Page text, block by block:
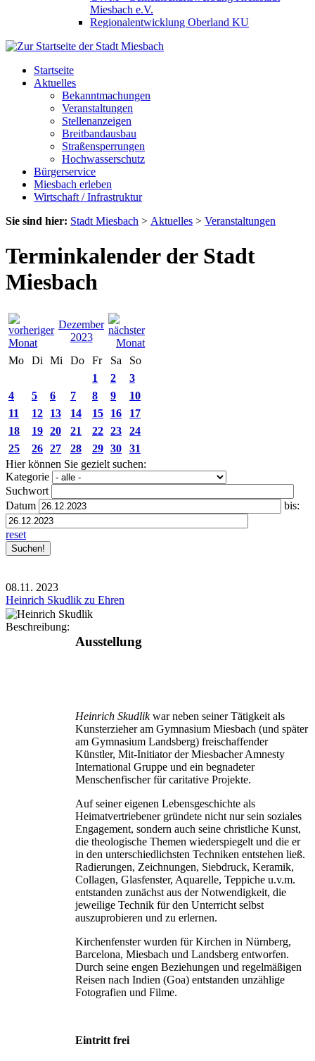
Miesbach e.V.
Regionalentwicklung Oberland KU
Startseite
Aktuelles
Bekanntmachungen
Veranstaltungen
Stellenanzeigen
Breitbandausbau
Straßensperrungen
Hochwasserschutz
Bürgerservice
Miesbach erleben
Wirtschaft / Infrastruktur
Sie sind hier: Stadt Miesbach > Aktuelles > Veranstaltungen
Terminkalender der Stadt
Miesbach
Dezember
2023
Mo
Di Mi Do Fr Sa
So
1
2
3
4
5 6 7 8 9
10
11
12 13 14 15 16
17
18
19 20 21 22 23
24
25
26 27 28 29 30
31
Hier können Sie gezielt suchen:
Kategorie
Suchwort
Datum
bis:
reset
08.11. 2023
Heinrich Skudlik zu Ehren
Beschreibung:
Ausstellung
Heinrich Skudlikwar neben seiner Tätigkeit als
Kunsterzieher am Gymnasium Miesbach (und später
am Gymnasium Landsberg) freischaffender
Künstler, Mit-Initiator der Miesbacher Amnesty
International Gruppe und ein begnadeter
Menschenfischer für caritative Projekte.
Auf seiner eigenen Lebensgeschichte als
Heimatvertriebener gründete nicht nur sein soziales
Engagement, sondern auch seine christliche Kunst,
die theologische Themen wiederspiegelt und die er
in den unterschiedlichsten Techniken entstehen ließ.
Radierungen, Zeichnungen, Siebdruck, Keramik,
Collagen, Glasfenster, Aquarelle, Teppiche u.v.m.
entstanden zunächst aus der Notwendigkeit, die
jeweilige Technik für den Unterricht selbst
auszuprobieren und zu erlernen.
Kirchenfenster wurden für Kirchen in Nürnberg,
Barcelona, Miesbach und Landsberg entworfen.
Durch seine engen Beziehungen und regelmäßigen
Reisen nach Indien (Goa) entstanden unzählige
Fotografien und Filme.
Eintritt frei